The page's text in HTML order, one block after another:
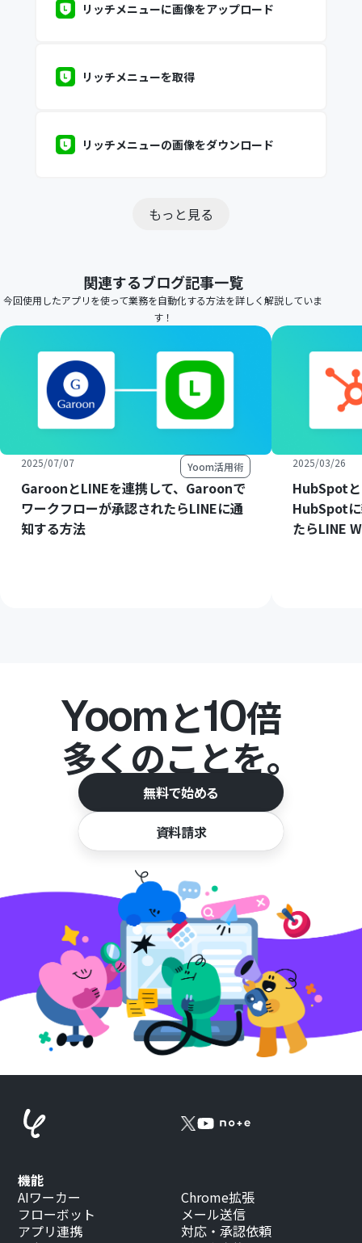
リッチメニューに画像をアップロード
リッチメニューを取得
リッチメニューの画像をダウンロード
もっと見る
関連するブログ記事一覧
今回使用したアプリを使って業務を自動化する方法を詳しく解説していま
す！
2025/07/07 Yoom活用術
GaroonとLINEを連携して、Garoonで
ワークフローが承認されたらLINEに通
知する方法
2025/03/26
HubSpotと
HubSpot
たらLINE
Yoomと10倍
多くのことを。
無料で始める
資料請求
機能
AIワーカー
フローボット
アプリ連携
Chrome拡張
メール送信
対応・承認依頼